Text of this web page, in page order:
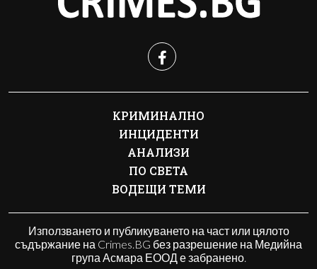
КРИМИНАЛНО
ИНЦИДЕНТИ
АНАЛИЗИ
ПО СВЕТА
ВОДЕЩИ ТЕМИ
Използването и публикуването на част или цялото
съдържание на Crimes.BG без разрешение на Медийна
група Асмара ЕООД е забранено.